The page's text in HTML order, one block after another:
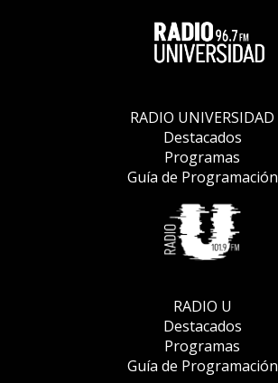
RADIO UNIVERSIDAD
Destacados
Programas
Guía de Programación
RADIO U
Destacados
Programas
Guía de Programación